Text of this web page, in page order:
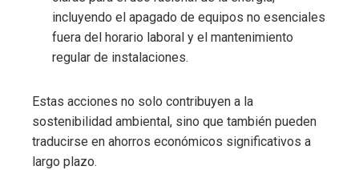
incluyendo el apagado de equipos no esenciales
fuera del horario laboral y el mantenimiento
regular de instalaciones.
Estas acciones no solo contribuyen a la
sostenibilidad ambiental, sino que también pueden
traducirse en ahorros económicos significativos a
largo plazo.